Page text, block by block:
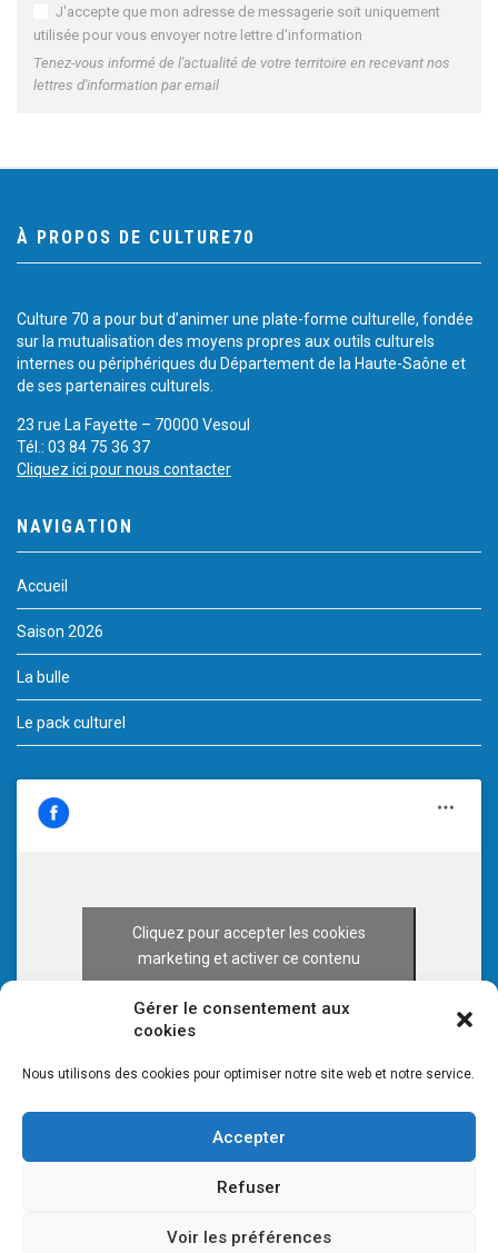
Gérer le consentement aux
cookies
Nous utilisons des cookies pour optimiser notre site web et notre service.
Accepter
Refuser
Voir les préférences
J'accepte que mon adresse de messagerie soit uniquement
utilisée pour vous envoyer notre lettre d'information
Tenez-vous informé de l'actualité de votre territoire en recevant nos
lettres d'information par email
À PROPOS DE CULTURE70
Culture 70 a pour but d’animer une plate-forme culturelle, fondée
sur la mutualisation des moyens propres aux outils culturels
internes ou périphériques du Département de la Haute-Saône et
de ses partenaires culturels.
23 rue La Fayette – 70000 Vesoul
Tél.: 03 84 75 36 37
Cliquez ici pour nous contacter
NAVIGATION
Accueil
Saison 2026
La bulle
Le pack culturel
Cliquez pour accepter les cookies
marketing et activer ce contenu
© 2026 CULTURE 70 -Mentions légales-